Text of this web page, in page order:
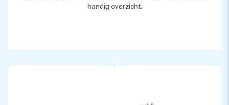
handig overzicht.